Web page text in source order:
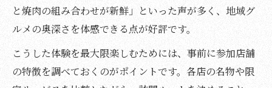
と焼肉の組み合わせが新鮮」といった声が多く、地域グ
ルメの奥深さを体感できる点が好評です。
こうした体験を最大限楽しむためには、事前に参加店舗
の特徴を調べておくのがポイントです。各店の名物や限